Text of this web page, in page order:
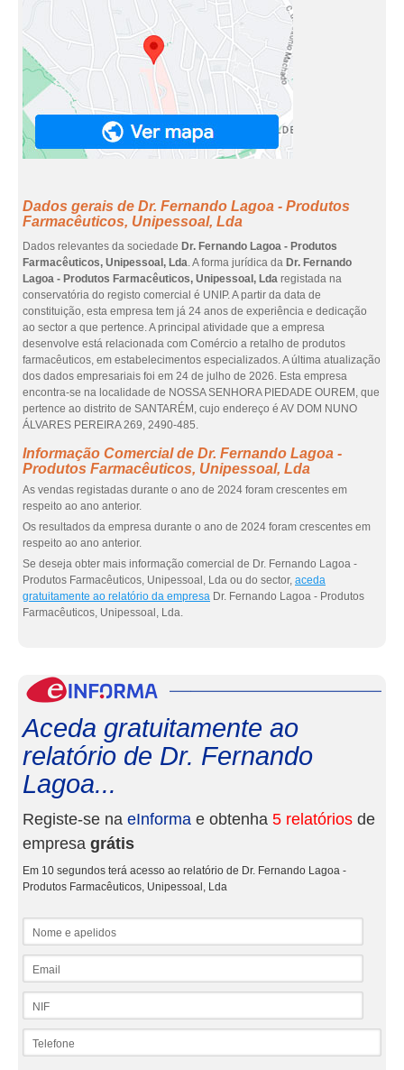
Dados gerais de Dr. Fernando Lagoa - Produtos
Farmacêuticos, Unipessoal, Lda
Dados relevantes da sociedade Dr. Fernando Lagoa - Produtos
Farmacêuticos, Unipessoal, Lda. A forma jurídica da Dr. Fernando
Lagoa - Produtos Farmacêuticos, Unipessoal, Lda registada na
conservatória do registo comercial é UNIP. A partir da data de
constituição, esta empresa tem já 24 anos de experiência e dedicação
ao sector a que pertence. A principal atividade que a empresa
desenvolve está relacionada com Comércio a retalho de produtos
farmacêuticos, em estabelecimentos especializados. A última atualização
dos dados empresariais foi em 24 de julho de 2026. Esta empresa
encontra-se na localidade de NOSSA SENHORA PIEDADE OUREM, que
pertence ao distrito de SANTARÉM, cujo endereço é AV DOM NUNO
ÁLVARES PEREIRA 269, 2490-485.
Informação Comercial de Dr. Fernando Lagoa -
Produtos Farmacêuticos, Unipessoal, Lda
As vendas registadas durante o ano de 2024 foram crescentes em
respeito ao ano anterior.
Os resultados da empresa durante o ano de 2024 foram crescentes em
respeito ao ano anterior.
Se deseja obter mais informação comercial de Dr. Fernando Lagoa -
Produtos Farmacêuticos, Unipessoal, Lda ou do sector, aceda
gratuitamente ao relatório da empresa Dr. Fernando Lagoa - Produtos
Farmacêuticos, Unipessoal, Lda.
Aceda gratuitamente ao
relatório de Dr. Fernando
Lagoa...
Registe-se na eInforma e obtenha 5 relatórios de
empresa grátis
Em 10 segundos terá acesso ao relatório de Dr. Fernando Lagoa -
Produtos Farmacêuticos, Unipessoal, Lda